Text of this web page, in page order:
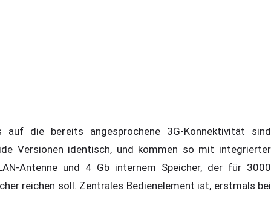
auf die bereits angesprochene 3G-Konnektivität sind
Versionen identisch, und kommen so mit integrierter
Antenne und 4 Gb internem Speicher, der für 3000
reichen soll. Zentrales Bedienelement ist, erstmals bei